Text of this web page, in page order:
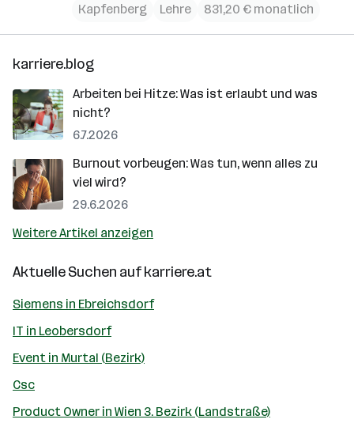
Kapfenberg
Lehre 831,20 € monatlich
karriere.blog
Arbeiten bei Hitze: Was ist erlaubt und was
nicht?
6.7.2026
Burnout vorbeugen: Was tun, wenn alles zu
viel wird?
29.6.2026
Weitere Artikel anzeigen
Aktuelle Suchen aufkarriere.at
Siemens in Ebreichsdorf
IT in Leobersdorf
Event in Murtal (Bezirk)
Csc
Product Owner in Wien 3. Bezirk (Landstraße)